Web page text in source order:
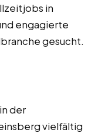
in
engagierte
gesucht.
der
vielfältig